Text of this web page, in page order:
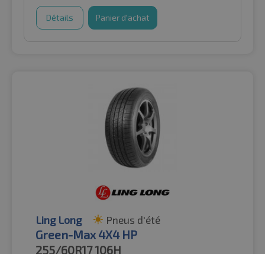
Détails Panier d'achat
Ling Long Pneus d'été
Green-Max 4X4 HP
255/60R17106H